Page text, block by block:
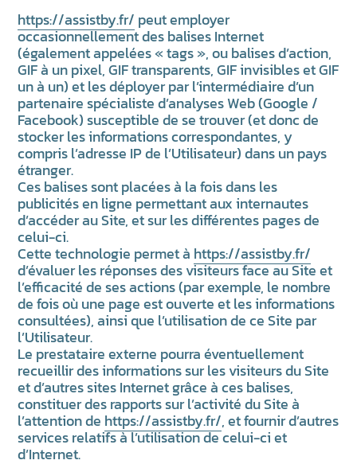
https://assistby.fr/ peut employer
occasionnellement des balises Internet
(également appelées « tags », ou balises d’action,
GIF à un pixel, GIF transparents, GIF invisibles et GIF
un à un) et les déployer par l’intermédiaire d’un
partenaire spécialiste d’analyses Web (Google /
Facebook) susceptible de se trouver (et donc de
stocker les informations correspondantes, y
compris l’adresse IP de l’Utilisateur) dans un pays
étranger.
Ces balises sont placées à la fois dans les
publicités en ligne permettant aux internautes
d’accéder au Site, et sur les différentes pages de
celui-ci.
Cette technologie permet à https://assistby.fr/
d’évaluer les réponses des visiteurs face au Site et
l’efficacité de ses actions (par exemple, le nombre
de fois où une page est ouverte et les informations
consultées), ainsi que l’utilisation de ce Site par
l’Utilisateur.
Le prestataire externe pourra éventuellement
recueillir des informations sur les visiteurs du Site
et d’autres sites Internet grâce à ces balises,
constituer des rapports sur l’activité du Site à
l’attention de https://assistby.fr/, et fournir d’autres
services relatifs à l’utilisation de celui-ci et
d’Internet.